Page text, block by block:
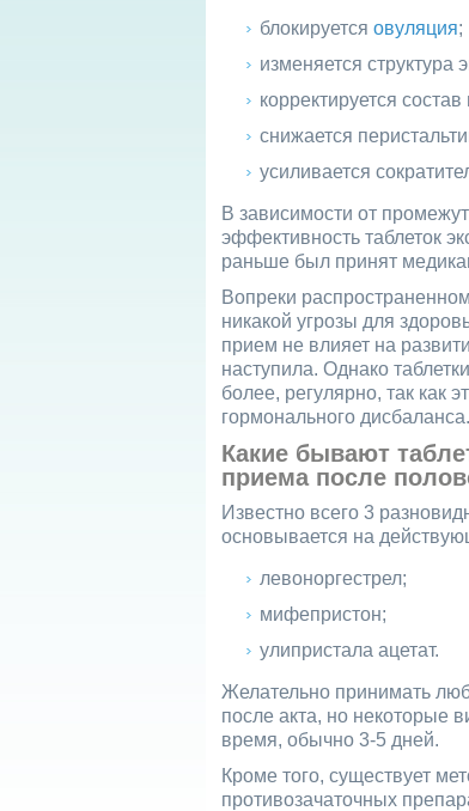
блокируется овуляция;
изменяется структура
корректируется
снижается
усиливается
В зависимости от
эффективность таблеток
раньше был принят
Вопреки
никакой угрозы для
прием не влияет на
наступила. Однако
более, регулярно, так как
гормонального дисбаланса.
Какие бывают
приема после
Известно всего 3
основывается на
левоноргестрел;
мифепристон;
улипристала ацетат.
Желательно принимать
после акта, но некоторые
время, обычно 3-5 дней.
Кроме того, существует
противозачаточных